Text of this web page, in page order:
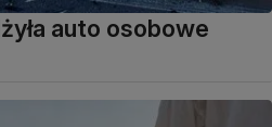
auto osobowe